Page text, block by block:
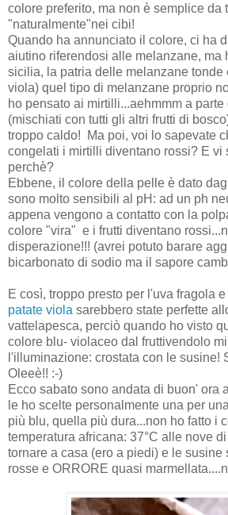
colore preferito, ma non è semplice da
"naturalmente"nei cibi!
Quando ha annunciato il colore, ci ha
aiutino riferendosi alle melanzane, ma
sicilia, la patria delle melanzane tonde
viola) quel tipo di melanzane proprio
ho pensato ai mirtilli...aehmmm a
(mischiati con tutti gli altri frutti di
troppo caldo! Ma poi, voi lo sapevate
congelati i mirtilli diventano rossi? E vi
perchè?
Ebbene, il colore della pelle è dato
sono molto sensibili al pH: ad un ph
appena vengono a contatto con la
colore "vira" e i frutti diventano
disperazione!!! (avrei potuto barare
bicarbonato di sodio ma il sapore
E così, troppo presto per l'uva fragola
patate viola sarebbero state perfette
vattelapesca, perciò quando ho visto
colore blu- violaceo dal fruttivendolo
l'illuminazione: crostata con le susine!
Oleeè!! :-)
Ecco sabato sono andata di buon' ora
le ho scelte personalmente una per
più blu, quella più dura...non ho fatto i
temperatura africana: 37°C alle nove
tornare a casa (ero a piedi) e le susine
rosse e ORRORE quasi